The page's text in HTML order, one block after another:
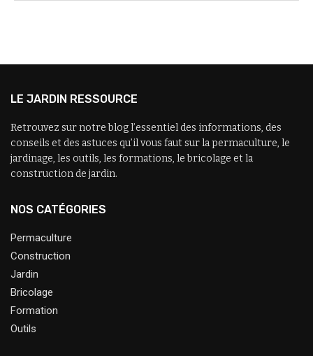
LE JARDIN RESSOURCE
Retrouvez sur notre blog l’essentiel des informations, des
conseils et des astuces qu’il vous faut sur la permaculture, le
jardinage, les outils, les formations, le bricolage et la
construction de jardin.
NOS CATÉGORIES
Permaculture
Construction
Jardin
Bricolage
Formation
Outils